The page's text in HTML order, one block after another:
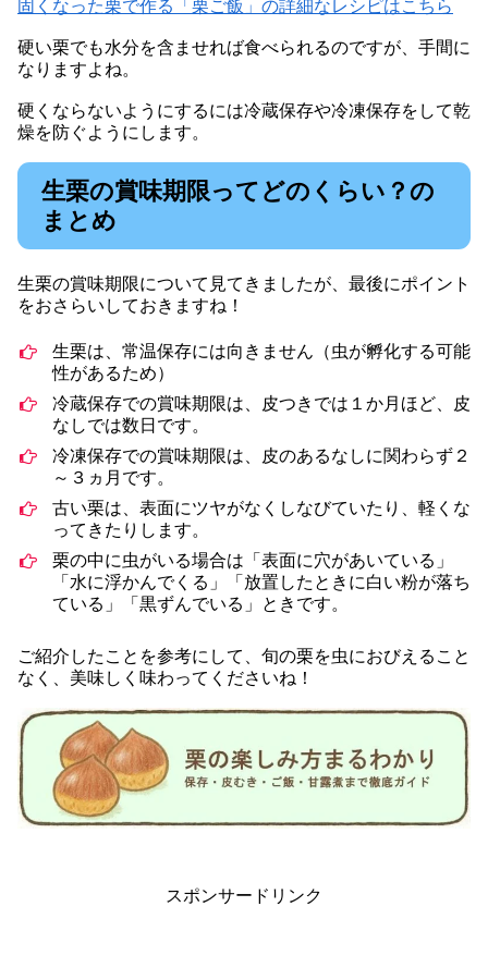
固くなった栗で作る「栗ご飯」の詳細なレシピはこちら
硬い栗でも水分を含ませれば食べられるのですが、手間に
なりますよね。
硬くならないようにするには冷蔵保存や冷凍保存をして乾
燥を防ぐようにします。
生栗の賞味期限ってどのくらい？の
まとめ
生栗の賞味期限について見てきましたが、最後にポイント
をおさらいしておきますね！
生栗は、常温保存には向きません（虫が孵化する可能
性があるため）
冷蔵保存での賞味期限は、皮つきでは１か月ほど、皮
なしでは数日です。
冷凍保存での賞味期限は、皮のあるなしに関わらず２
～３ヵ月です。
古い栗は、表面にツヤがなくしなびていたり、軽くな
ってきたりします。
栗の中に虫がいる場合は「表面に穴があいている」
「水に浮かんでくる」「放置したときに白い粉が落ち
ている」「黒ずんでいる」ときです。
ご紹介したことを参考にして、旬の栗を虫におびえること
なく、美味しく味わってくださいね！
スポンサードリンク